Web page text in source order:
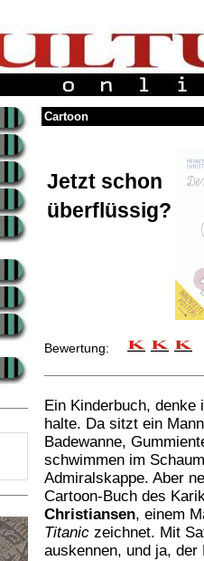
Cartoon
Jetzt schon
überflüssig?
Bewertung:
Ein Kinderbuch, denke
halte. Da sitzt ein
Badewanne,
schwimmen im
Admiralskappe. Aber
Cartoon-Buch des
Christiansen, einem
Titaniczeichnet. Mit
auskennen, und ja,